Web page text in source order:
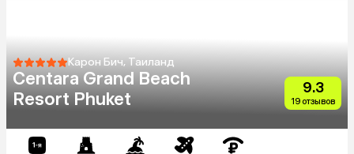
Карон Бич, Таиланд
Centara Grand Beach
Resort Phuket
9.3
19 отзывов